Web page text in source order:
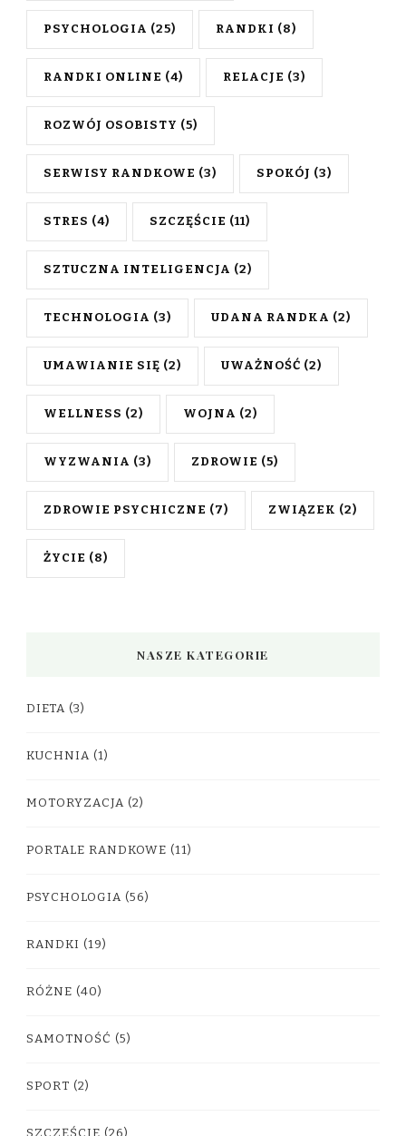
PSYCHOLOGIA (25) RANDKI (8)
RANDKI ONLINE (4) RELACJE (3)
ROZWÓJ OSOBISTY (5)
SERWISY RANDKOWE (3) SPOKÓJ (3)
STRES (4) SZCZĘŚCIE (11)
SZTUCZNA INTELIGENCJA (2)
TECHNOLOGIA (3) UDANA RANDKA (2)
UMAWIANIE SIĘ (2) UWAŻNOŚĆ (2)
WELLNESS (2) WOJNA (2)
WYZWANIA (3) ZDROWIE (5)
ZDROWIE PSYCHICZNE (7) ZWIĄZEK (2)
ŻYCIE (8)
NASZE KATEGORIE
DIETA (3)
KUCHNIA (1)
MOTORYZACJA (2)
PORTALE RANDKOWE (11)
PSYCHOLOGIA (56)
RANDKI (19)
RÓŻNE (40)
SAMOTNOŚĆ (5)
SPORT (2)